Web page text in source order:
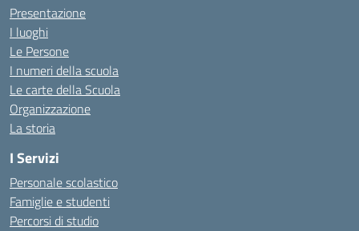
Presentazione
I luoghi
Le Persone
I numeri della scuola
Le carte della Scuola
Organizzazione
La storia
I Servizi
Personale scolastico
Famiglie e studenti
Percorsi di studio